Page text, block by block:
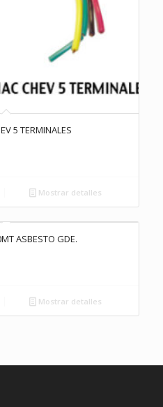
5 TERMINALES
Mostrar detalles
ASBESTO GDE.
Mostrar detalles